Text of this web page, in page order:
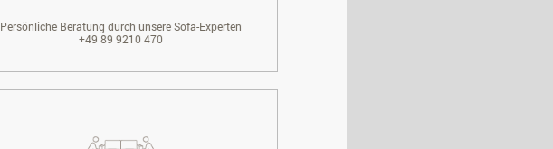
Persönliche Beratung durch unsere Sofa-Experten
+49 89 9210 470